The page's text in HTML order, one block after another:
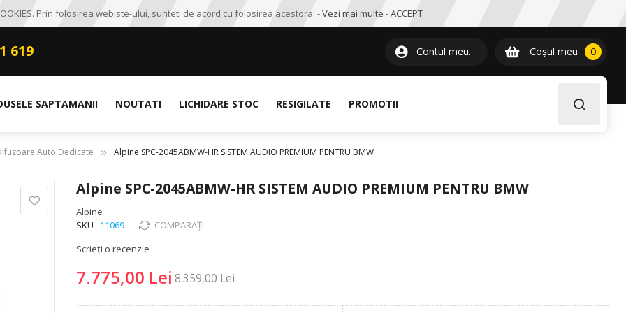
Prin folosirea webiste-ului, sunteti de acord cu folosirea acestora. -Vezi mai multe -ACCEPT
619 Contul meu. Coșul meu 00item
SAPTAMANII NOUTATI LICHIDARE STOC RESIGILATE PROMOTII
Auto Dedicate Alpine SPC-2045ABMW-HR SISTEM AUDIO PREMIUM PENTRU BMW
Alpine SPC-2045ABMW-HR SISTEM AUDIO PREMIUM PENTRU BMW
Alpine
SKU
11069
COMPARAȚI
Scrieți o recenzie
7.775,00 Lei 8.359,00 Lei